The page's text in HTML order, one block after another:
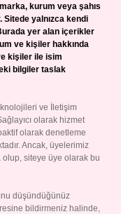
kurum veya şahıs
Sitede yalnızca kendi
yer alan içerikler
ve kişiler hakkında
kişiler ile isim
bilgiler taslak
ve İletişim
olarak hizmet
olarak denetleme
Ancak, üyelerimiz
olup, siteye üye olarak bu
düşündüğünüz
bildirmeniz halinde,